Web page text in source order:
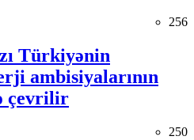
256
Türkiyənin
ambisiyalarının
çevrilir
250